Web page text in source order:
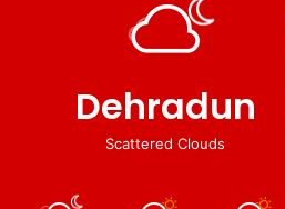
Dehradun
Scattered Clouds